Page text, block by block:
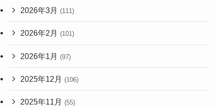
2026年3月 (111)
2026年2月 (101)
2026年1月 (97)
2025年12月 (106)
2025年11月 (55)